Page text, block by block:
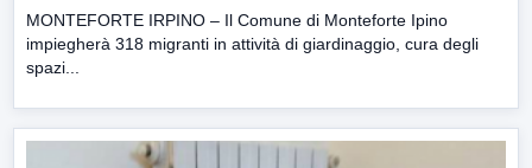
MONTEFORTE IRPINO – Il Comune di Monteforte Ipino
impiegherà 318 migranti in attività di giardinaggio, cura degli
spazi...